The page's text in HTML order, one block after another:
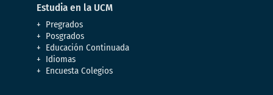
Estudia en la UCM
Pregrados
Posgrados
Educación Continuada
Idiomas
Encuesta Colegios